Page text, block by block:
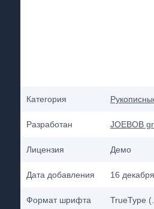
Категория
Разработан JOEBOB
Лицензия Демо
Дата добавления 16
Формат шрифта TrueType